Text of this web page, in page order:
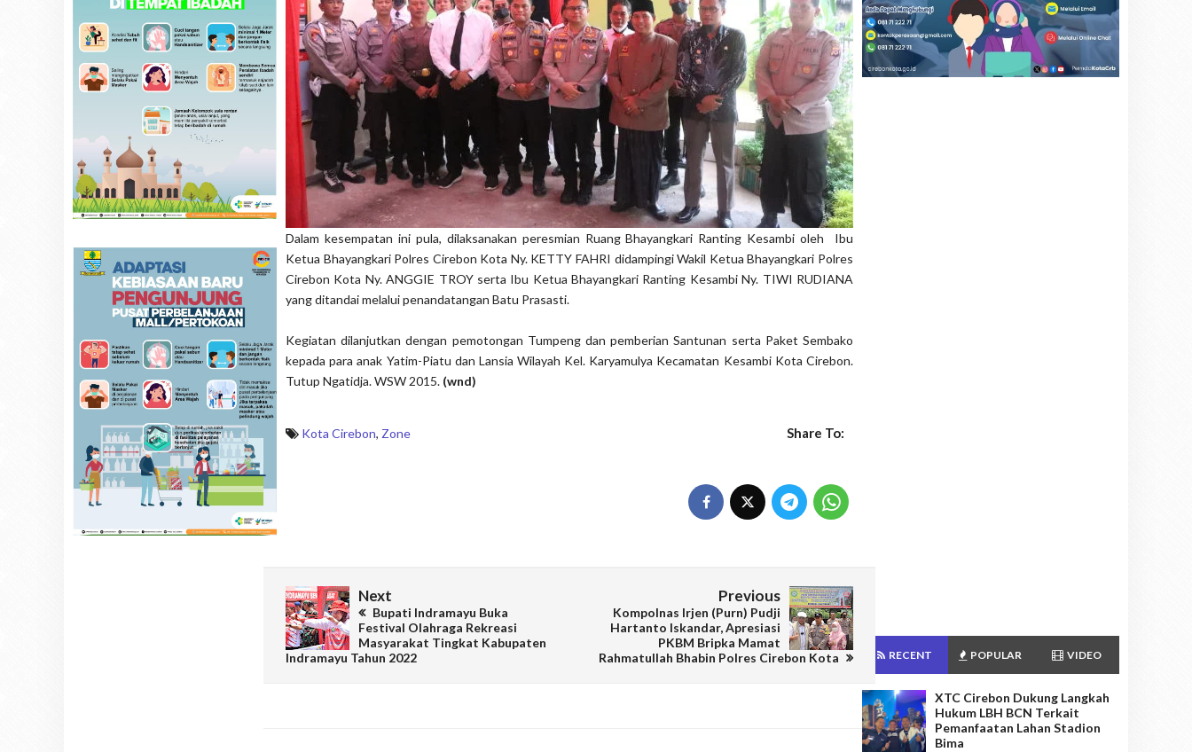
Dalam kesempatan ini pula, dilaksanakan peresmian Ruang Bhayangkari Ranting Kesambi oleh Ibu
Ketua Bhayangkari Polres Cirebon Kota Ny. KETTY FAHRI didampingi Wakil Ketua Bhayangkari Polres
Cirebon Kota Ny. ANGGIE TROY serta Ibu Ketua Bhayangkari Ranting Kesambi Ny. TIWI RUDIANA
yang ditandai melalui penandatangan Batu Prasasti.
Kegiatan dilanjutkan dengan pemotongan Tumpeng dan pemberian Santunan serta Paket Sembako
kepada para anak Yatim-Piatu dan Lansia Wilayah Kel. Karyamulya Kecamatan Kesambi Kota Cirebon.
Tutup Ngatidja. WSW 2015. (wnd)
Kota Cirebon, Zone Share To:
Next
Bupati Indramayu Buka
Festival Olahraga Rekreasi
Masyarakat Tingkat Kabupaten
Indramayu Tahun 2022
Previous
Kompolnas Irjen (Purn) Pudji
Hartanto Iskandar, Apresiasi
PKBM Bripka Mamat
Rahmatullah Bhabin Polres Cirebon Kota
RECENT POPULAR VIDEO
XTC Cirebon Dukung Langkah
Hukum LBH BCN Terkait
Pemanfaatan Lahan Stadion
Bima